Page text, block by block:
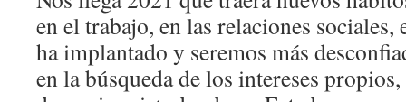
en el trabajo, en las relaciones
ha implantado y seremos más
en la búsqueda de los intereses